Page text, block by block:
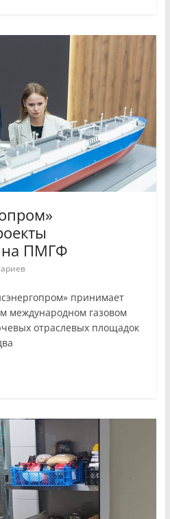
на ПМГФ
принимает
международном газовом
отраслевых площадок